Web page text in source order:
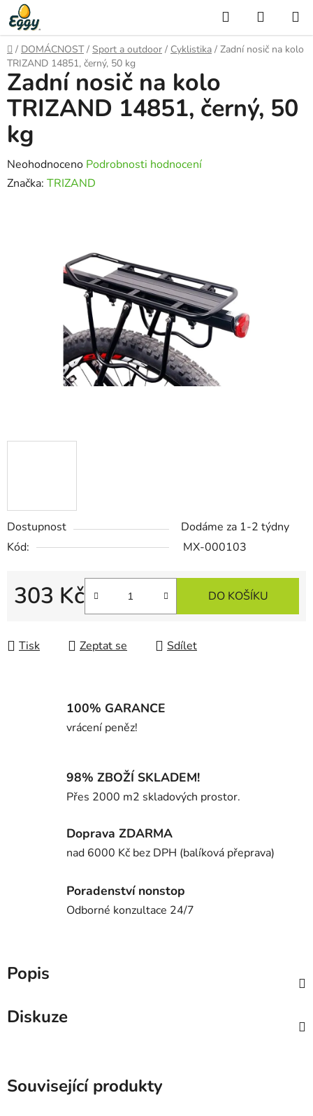
Přejít
na
obsah
Hledat
KOŠÍK
Domů
/ DOMÁCNOST / Sport a outdoor / Cyklistika / Zadní nosič na kolo
TRIZAND 14851, černý, 50 kg
Dostupnost
Dodáme za 1-2 týdny
Kód:
MX-000103
303 Kč DO KOŠÍKU
Tisk Zeptat se Sdílet
Zadní nosič na kolo
TRIZAND 14851, černý, 50
kg
Průměrné
hodnocení
Neohodnoceno Podrobnosti hodnocení
Značka: TRIZAND
100% GARANCE
vrácení peněz!
98% ZBOŽÍ SKLADEM!
Přes 2000 m2 skladových prostor.
Doprava ZDARMA
nad 6000 Kč bez DPH (balíková přeprava)
Poradenství nonstop
Odborné konzultace 24/7
Popis
Diskuze
Související produkty